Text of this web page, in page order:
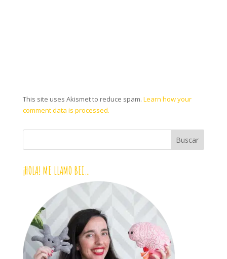
This site uses Akismet to reduce spam. Learn how your
comment data is processed.
¡HOLA! ME LLAMO BEI…